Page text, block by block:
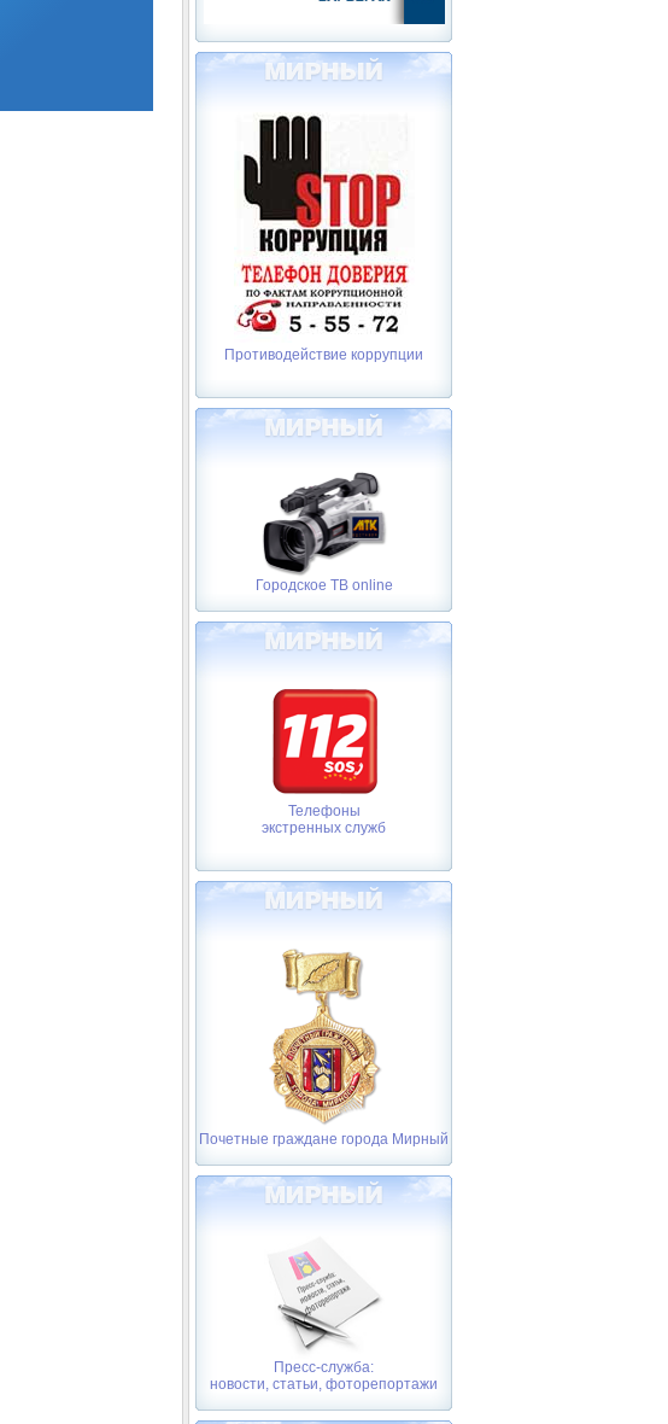
Противодействие коррупции
Городское ТВ online
Телефоны
экстренных служб
Почетные граждане города Мирный
Пресс-служба:
новости, статьи, фоторепортажи